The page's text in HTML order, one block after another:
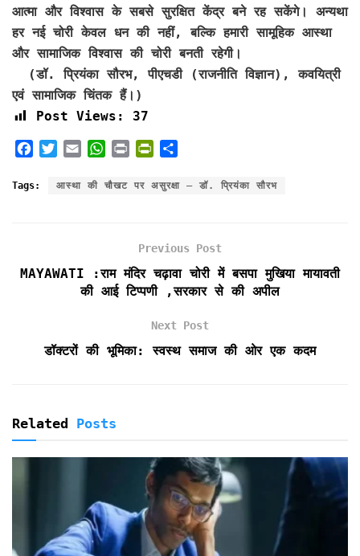
आत्मा और विश्वास के सबसे सुरक्षित केंद्र बने रह सकेंगे। अन्यथा
हर नई चोरी केवल धन की नहीं, बल्कि हमारी सामूहिक आस्था
और सामाजिक विश्वास की चोरी बनती रहेगी।
(डॉ. प्रियंका सौरभ, पीएचडी (राजनीति विज्ञान), कवयित्री
एवं सामाजिक चिंतक हैं।)
Post Views:
37
c
k
i
a
a
p
i
i
r
i
e
d
l
a
Tags: आस्था की चौखट पर असुरक्षा — डॉ. प्रियंका सौरभ
Previous Post
MAYAWATI :राम मंदिर चढ़ावा चोरी में बसपा मुखिया मायावती
की आई टिप्पणी ,सरकार से की अपील
Next Post
डॉक्टरों की भूमिका: स्वस्थ समाज की ओर एक कदम
Related Posts